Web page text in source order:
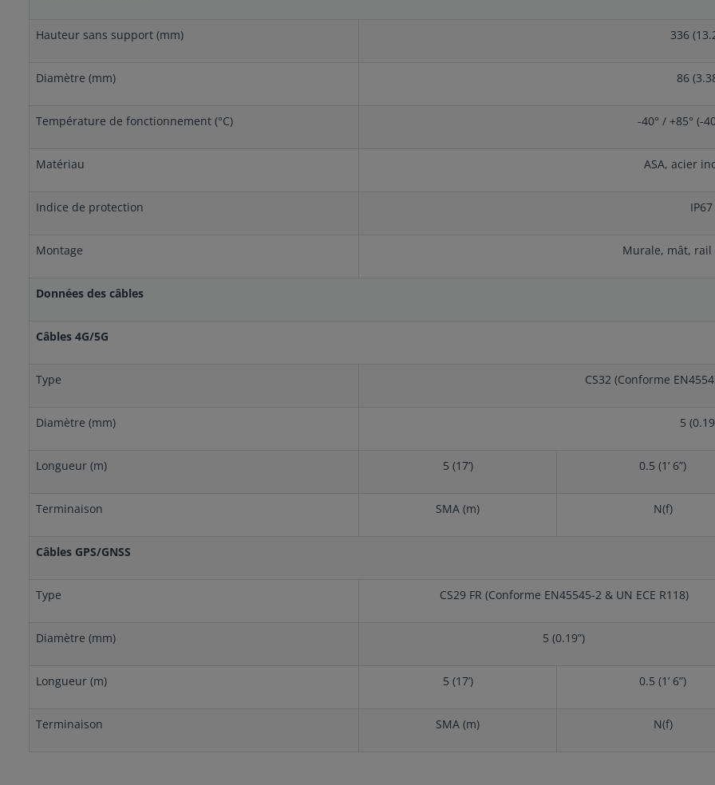
Hauteur sans support (mm) 336
Diamètre (mm) 86
Température de fonctionnement (°C) -40° / +85° (-
Matériau ASA, acier
Indice de protection IP67
Montage Murale, mât, rail
Données des câbles
Câbles 4G/5G
Type CS32 (Conforme
Diamètre (mm) 5
Longueur (m) 5 (17’) 0.5 (1’ 6”)
Terminaison SMA (m) N(f)
Câbles GPS/GNSS
Type CS29 FR (Conforme EN45545-2 & UN ECE R118)
Diamètre (mm) 5 (0.19”)
Longueur (m) 5 (17’) 0.5 (1’ 6”)
Terminaison SMA (m) N(f)